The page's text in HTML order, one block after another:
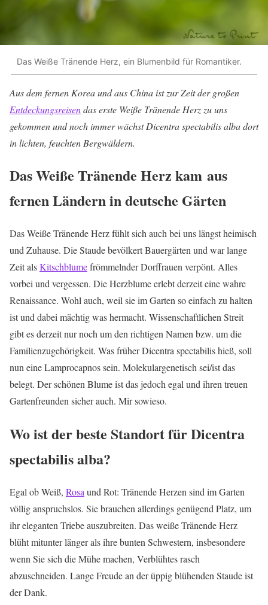
Das Weiße Tränende Herz, ein Blumenbild für Romantiker.
Aus dem fernen Korea und aus China ist zur Zeit der großen
Entdeckungsreisendas erste Weiße Tränende Herz zu uns
gekommen und noch immer wächst Dicentra spectabilis alba dort
in lichten, feuchten Bergwäldern.
Das Weiße Tränende Herz kam aus
fernen Ländern in deutsche Gärten
Das Weiße Tränende Herz fühlt sich auch bei uns längst heimisch
und Zuhause. Die Staude bevölkert Bauergärten und war lange
Zeit alsKitschblumefrömmelnder Dorffrauen verpönt. Alles
vorbei und vergessen. Die Herzblume erlebt derzeit eine wahre
Renaissance. Wohl auch, weil sie im Garten so einfach zu halten
ist und dabei mächtig was hermacht. Wissenschaftlichen Streit
gibt es derzeit nur noch um den richtigen Namen bzw. um die
Familienzugehörigkeit. Was früher Dicentra spectabilis hieß, soll
nun eine Lamprocapnos sein. Molekulargenetisch sei/ist das
belegt. Der schönen Blume ist das jedoch egal und ihren treuen
Gartenfreunden sicher auch. Mir sowieso.
Wo ist der beste Standort für Dicentra
spectabilis alba?
Egal ob Weiß, Rosa und Rot: Tränende Herzen sind im Garten
völlig anspruchslos. Sie brauchen allerdings genügend Platz, um
ihr eleganten Triebe auszubreiten. Das weiße Tränende Herz
blüht mitunter länger als ihre bunten Schwestern, insbesondere
wenn Sie sich die Mühe machen, Verblühtes rasch
abzuschneiden. Lange Freude an der üppig blühenden Staude ist
der Dank.